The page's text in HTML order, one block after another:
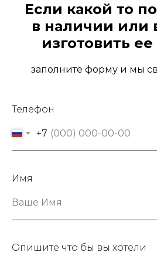
Если какой то
в наличии или
изготовить ее
заполните форму и мы
Телефон
+7
Имя
Ваше Имя
Опишите что бы вы хотели